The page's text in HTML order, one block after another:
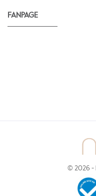
FANPAGE
© 2026 -